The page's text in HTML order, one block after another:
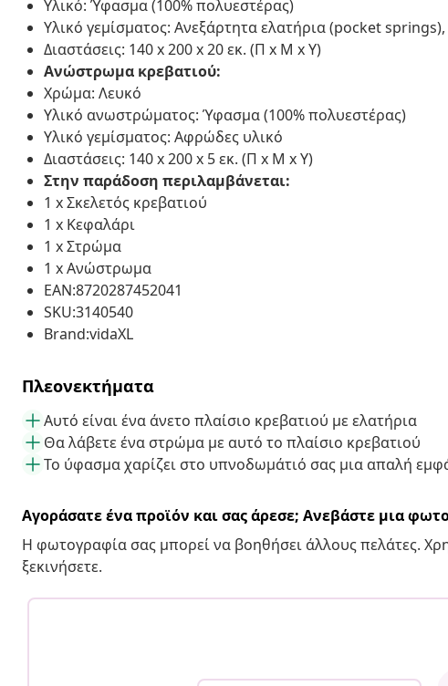
Υλικό: Ύφασμα (100% πολυεστέρας)
Υλικό γεμίσματος: Ανεξάρτητα ελατήρια (pocket
Διαστάσεις: 140 x 200 x 20 εκ. (Π x Μ x Υ)
Ανώστρωμα κρεβατιού:
Χρώμα: Λευκό
Υλικό ανωστρώματος: Ύφασμα (100% πολυεστέρας)
Υλικό γεμίσματος: Αφρώδες υλικό
Διαστάσεις: 140 x 200 x 5 εκ. (Π x Μ x Υ)
Στην παράδοση περιλαμβάνεται:
1 x Σκελετός κρεβατιού
1 x Κεφαλάρι
1 x Στρώμα
1 x Ανώστρωμα
EAN:8720287452041
SKU:3140540
Brand:vidaXL
Πλεονεκτήματα
Αυτό είναι ένα άνετο πλαίσιο κρεβατιού με ελατήρια
Θα λάβετε ένα στρώμα με αυτό το πλαίσιο κρεβατιού
Το ύφασμα χαρίζει στο υπνοδωμάτιό σας μια απαλή
Αγοράσατε ένα προϊόν και σας άρεσε; Ανεβάστε μια
Η φωτογραφία σας μπορεί να βοηθήσει άλλους πελάτες.
ξεκινήσετε.